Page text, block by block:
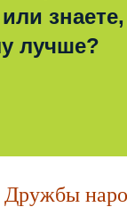
знаете,
лучше?